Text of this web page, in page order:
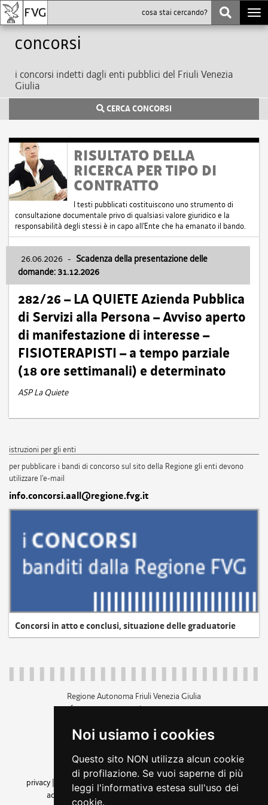
Noi usiamo i cookies
Questo sito NON utilizza alcun cookie
di profilazione. Se vuoi saperne di più
leggi l'informativa estesa sull'uso dei
cookie.
Concorsi
i concorsi indetti dagli enti pubblici del Friuli Venezia
Giulia
CERCA CONCORSI
RISULTATO DELLA
RICERCA PER TIPO DI
CONTRATTO
I testi pubblicati costituiscono uno strumento di
consultazione documentale privo di qualsiasi valore giuridico e la
responsabilità degli stessi è in capo all'Ente che ha emanato il bando.
26.06.2026 - Scadenza della presentazione delle
domande: 31.12.2026
282/26 – LA QUIETE Azienda Pubblica
di Servizi alla Persona – Avviso aperto
di manifestazione di interesse –
FISIOTERAPISTI – a tempo parziale
(18 ore settimanali) e determinato
ASP La Quiete
istruzioni per gli enti
per pubblicare i bandi di concorso sul sito della Regione gli enti devono
utilizzare l'e-mail
info.concorsi.aall@regione.fvg.it
Concorsi in atto e conclusi, situazione delle graduatorie
Regione Autonoma Friuli Venezia Giulia
c.f. 80014930327; p.iva 00526040324
+39 040 3771111
amministrazione trasparente
privacy
cookie |note legali accessibilità
dichiarazione di
accessibilità| feedback cambio preferenze cookie